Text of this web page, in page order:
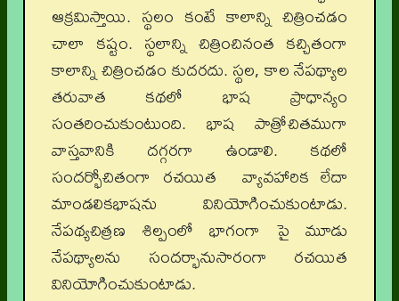
ఆక్రమిస్తాయి. స్థలం కంటే కాలాన్ని చిత్రించడం
చాలా కష్టం. స్థలాన్ని చిత్రించినంత కచ్చితంగా
కాలాన్ని చిత్రించడం కుదరదు. స్థల, కాల నేపథ్యాల
తరువాత కథలో భాష ప్రాధాన్యం
సంతరించుకుంటుంది. భాష పాత్రోచితముగా
వాస్తవానికి దగ్గరగా ఉండాలి. కథలో
సందర్భోచితంగా రచయిత వ్యావహారిక లేదా
మాండలికభాషను వినియోగించుకుంటాడు.
నేపథ్యచిత్రణ శిల్పంలో భాగంగా పై మూడు
నేపథ్యాలను సందర్భానుసారంగా రచయిత
వినియోగించుకుంటాడు.